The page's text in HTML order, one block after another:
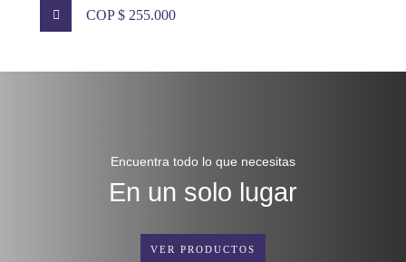
COP $ 255.000
Encuentra todo lo que necesitas
En un solo lugar
VER PRODUCTOS